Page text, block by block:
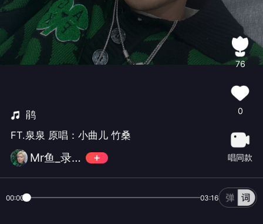
鹃
FT.泉泉 原唱：小曲儿 竹桑
Mr鱼_录音师
76
0
唱同款
00:00 03:16